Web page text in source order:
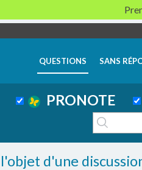
QUESTIONS SANS
PRONOTE
d'une